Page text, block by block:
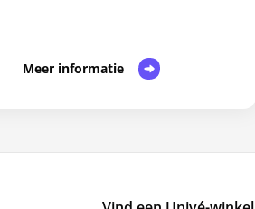
Meer informatie